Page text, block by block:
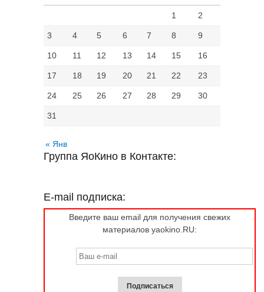
1 2
3 4 5 6 7 8 9
10 11 12 13 14 15 16
17 18 19 20 21 22 23
24 25 26 27 28 29 30
31
« Янв
Группа ЯоКино в Контакте:
E-mail подписка:
Введите ваш email для получения свежих
материалов yaokino.RU: